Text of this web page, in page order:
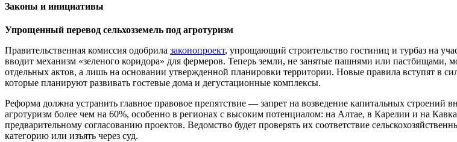
Законы и инициативы
Упрощенный перевод сельхозземель под агротуризм
Правительственная комиссия одобрила законопроект, упрощающий строительство гостиниц и турбаз на
вводит механизм «зеленого коридора» для фермеров. Теперь земли, не занятые пашнями или пастбищами,
отдельных актов, а лишь на основании утвержденной планировки территории. Новые правила вступят в
которые планируют развивать гостевые дома и дегустационные комплексы.
Реформа должна устранить главное правовое препятствие — запрет на возведение капитальных строений
агротуризм более чем на 60%, особенно в регионах с высоким потенциалом: на Алтае, в Карелии и на
предварительному согласованию проектов. Ведомство будет проверять их соответствие
категорию или изъять через суд.